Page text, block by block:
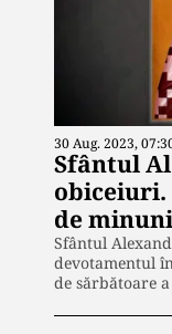
30 Aug. 2023,
Sfântul
obiceiuri.
de minuni
Sfântul
devotamentul
de sărbătoare